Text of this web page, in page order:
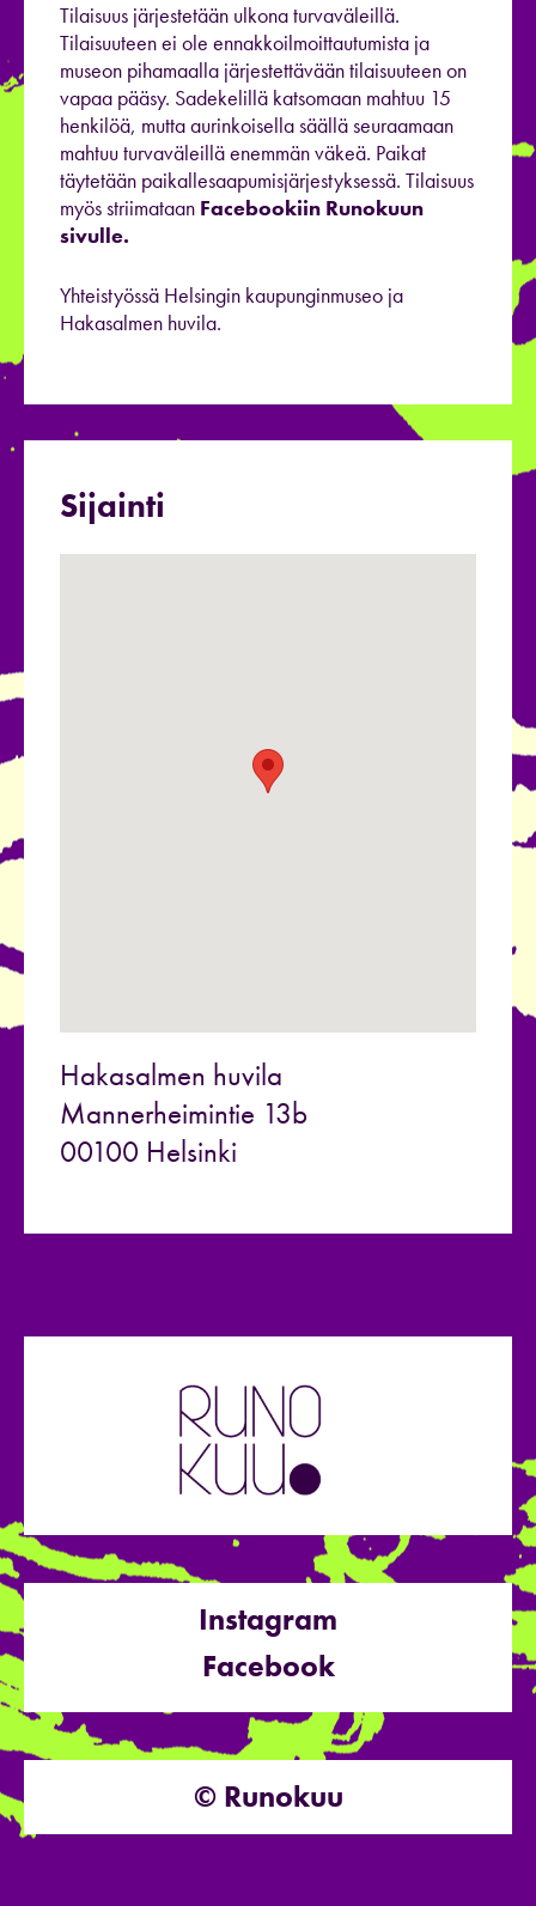
Tilaisuus järjestetään ulkona turvaväleillä.
Tilaisuuteen ei ole ennakkoilmoittautumista ja
museon pihamaalla järjestettävään tilaisuuteen on
vapaa pääsy. Sadekelillä katsomaan mahtuu 15
henkilöä, mutta aurinkoisella säällä seuraamaan
mahtuu turvaväleillä enemmän väkeä. Paikat
täytetään paikallesaapumisjärjestyksessä. Tilaisuus
myös striimataan Facebookiin Runokuun
sivulle.
Yhteistyössä Helsingin kaupunginmuseo ja
Hakasalmen huvila.
Sijainti
Hakasalmen huvila
Mannerheimintie 13b
00100 Helsinki
Instagram
Facebook
© Runokuu